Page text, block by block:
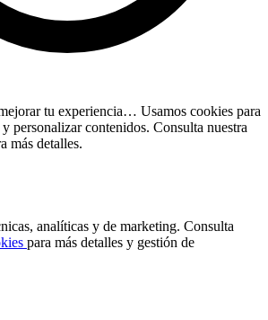
tu experiencia… Usamos cookies para
personalizar contenidos. Consulta nuestra
más detalles.
analíticas y de marketing. Consulta
para más detalles y gestión de